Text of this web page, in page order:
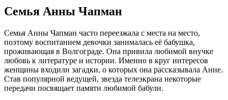
Семья Анны Чапман
Семья Анны Чапман часто переезжала с места на место,
поэтому воспитанием девочки занималась её бабушка,
проживающая в Волгограде. Она привила любимой внучке
любовь к литературе и истории. Именно в круг интересов
женщины входили загадки, о которых она рассказывала Анне.
Став популярной ведущей, звезда телеэкрана некоторые
передачи посвящает памяти любимой бабули.